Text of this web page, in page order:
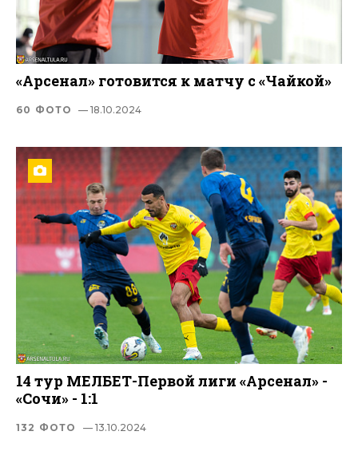
«Арсенал» готовится к матчу с «Чайкой»
60 ФОТО — 18.10.2024
14 тур МЕЛБЕТ-Первой лиги «Арсенал» -
«Сочи» - 1:1
132 ФОТО — 13.10.2024